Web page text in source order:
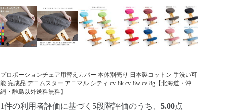
プロポーションチェア用替えカバー 本体別売り 日本製コットン 手洗い可
能 完成品 デニムスター アニマル シティ cv-8k cv-8w cv-8g【北海道・沖
縄・離島以外送料無料】
1件の利用者評価に基づく5段階評価のうち、 5.00点